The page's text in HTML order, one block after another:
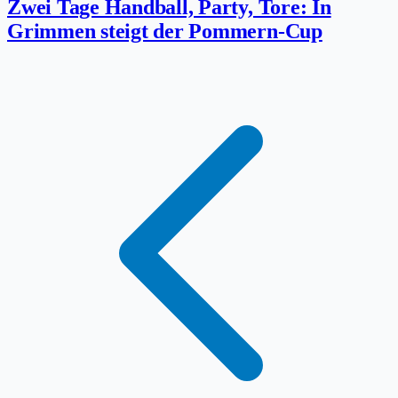
Zwei Tage Handball, Party, Tore: In
Grimmen steigt der Pommern-Cup